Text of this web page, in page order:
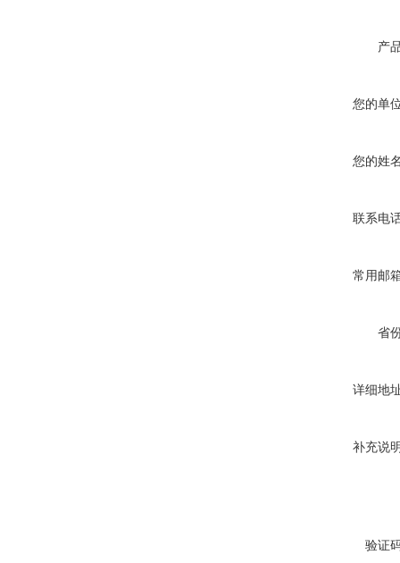
产
您的单
您的姓
联系电
常用邮
省
详细地
补充说
验证